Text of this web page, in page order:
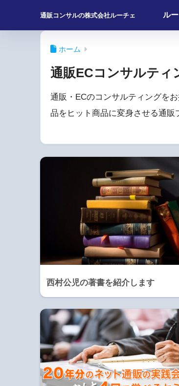
通販コンサルの株式会社ルーチェ ル
ホーム
通販ECコンサルティ
通販・ECのコンサルティングを
品をヒット商品に変身させる通販
西村公児の著書を紹介します